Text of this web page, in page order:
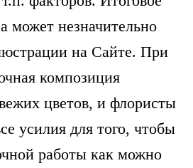
может незначительно
на Сайте. При
композиция
цветов, и флористы
усилия для того, чтобы
работы как можно